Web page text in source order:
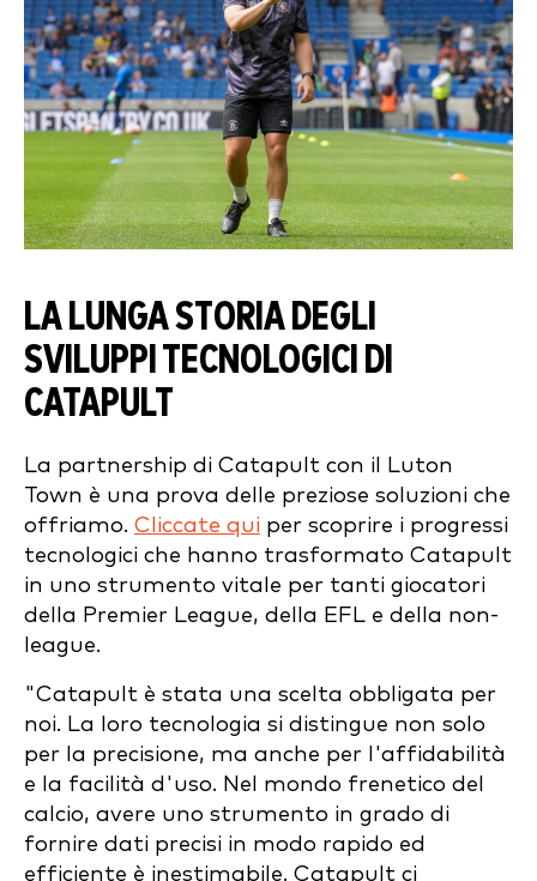
LA LUNGA STORIA DEGLI
SVILUPPI TECNOLOGICI DI
CATAPULT
La partnership di Catapult con il Luton
Town è una prova delle preziose soluzioni che
offriamo. Cliccate qui per scoprire i progressi
tecnologici che hanno trasformato Catapult
in uno strumento vitale per tanti giocatori
della Premier League, della EFL e della non-
league.
"Catapult è stata una scelta obbligata per
noi. La loro tecnologia si distingue non solo
per la precisione, ma anche per l'affidabilità
e la facilità d'uso. Nel mondo frenetico del
calcio, avere uno strumento in grado di
fornire dati precisi in modo rapido ed
efficiente è inestimabile. Catapult ci